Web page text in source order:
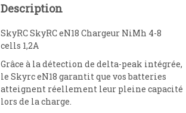
Description
SkyRC SkyRC eN18 Chargeur NiMh 4-8
cells 1,2A
Grâce à la détection de delta-peak intégrée,
le Skyrc eN18 garantit que vos batteries
atteignent réellement leur pleine capacité
lors de la charge.